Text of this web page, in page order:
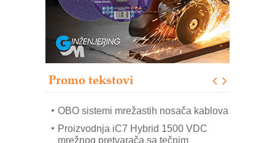
Promo tekstovi
IB BLUMENAUER - više od 40 godina
poverenja u industriji
RMQ-TITAN ADVANCED INDICATOR
– Pametna signalizacija za efikasnije
upravljanje mašinama
Mitutoyo Crysta-Apex V PLUS: Nova
OBO sistemi mrežastih nosača kablova
Proizvodnja iC7 Hybrid 1500 VDC
mrežnog pretvarača sa tečnim